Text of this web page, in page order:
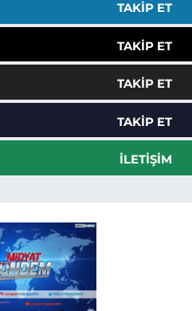
TAKIP ET
TAKIP ET
TAKIP ET
TAKIP ET
İLETIŞIM